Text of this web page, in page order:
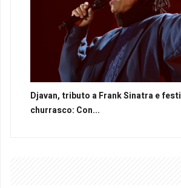
Djavan, tributo a Frank Sinatra e
churrasco: Con...